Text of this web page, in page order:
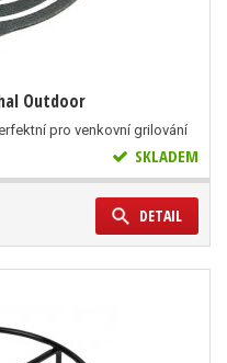
Outdoor
pro venkovní grilování
SKLADEM
DETAIL